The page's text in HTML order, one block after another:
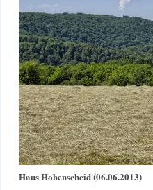
Haus Hohenscheid (06.06.2013)